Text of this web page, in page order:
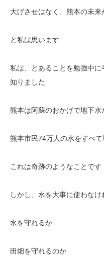
大げさせはなく、熊本の未来
と私は思います
私は、とあることを勉強中
知りました
熊本は阿蘇のおかげで地下水
熊本市民74万人の水をすべ
これは奇跡のようなことです
しかし、水を大事に使わな
水を守れるか
田畑を守れるのか